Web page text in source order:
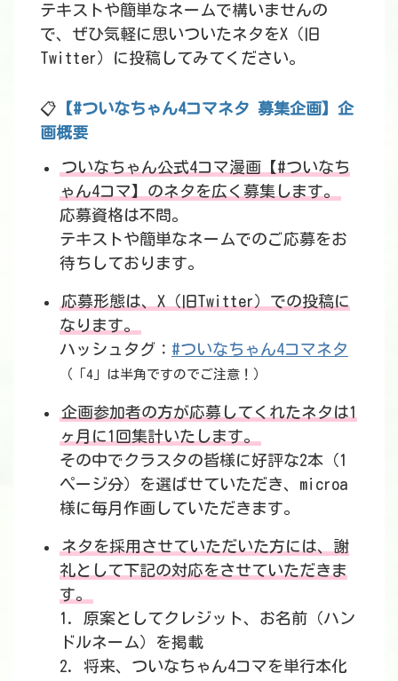
テキストや簡単なネームで構いませんの
で、ぜひ気軽に思いついたネタをX（旧
Twitter）に投稿してみてください。
📋 【#ついなちゃん4コマネタ 募集企画】企
画概要
ついなちゃん公式4コマ漫画【#ついなち
ゃん4コマ】のネタを広く募集します。
応募資格は不問。
テキストや簡単なネームでのご応募をお
待ちしております。
応募形態は、X（旧Twitter）での投稿に
なります。
ハッシュタグ： #ついなちゃん4コマネタ
（「4」は半角ですのでご注意！）
企画参加者の方が応募してくれたネタは1
ヶ月に1回集計いたします。
その中でクラスタの皆様に好評な2本（1
ページ分）を選ばせていただき、microa
様に毎月作画していただきます。
ネタを採用させていただいた方には、謝
礼として下記の対応をさせていただきま
す。
1. 原案としてクレジット、お名前（ハン
ドルネーム）を掲載
2. 将来、ついなちゃん4コマを単行本化